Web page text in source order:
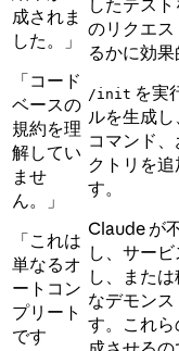
成されま
した。」
したテス
のリクエ
るかに効果
「コード
ベースの
規約を理
解してい
ませ
ん。」
/init を実
ルを生成
コマンド
クトリを
す。
「これは
単なるオ
ートコン
プリート
です
Claude が
し、サー
し、また
なデモン
す。これら